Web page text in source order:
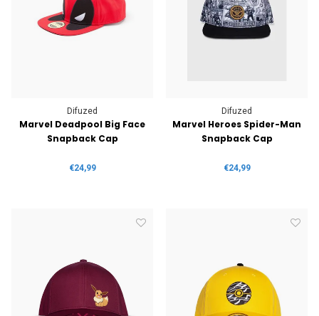
Difuzed
Marvel Deadpool Big Face
Snapback Cap
€24,99
Difuzed
Marvel Heroes Spider-Man
Snapback Cap
€24,99